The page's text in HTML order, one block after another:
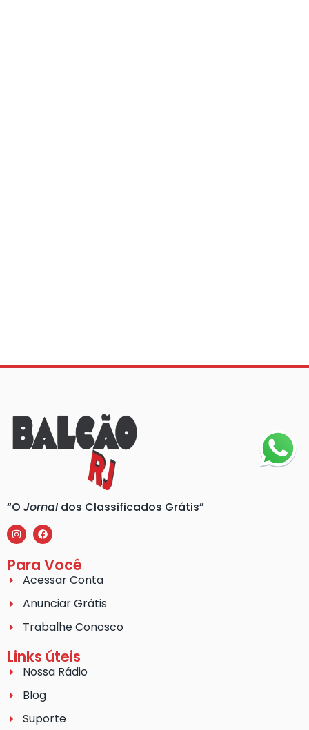
“O Jornaldos Classificados Grátis”
Para Você
Acessar Conta
Anunciar Grátis
Trabalhe Conosco
Links úteis
Nossa Rádio
Blog
Suporte